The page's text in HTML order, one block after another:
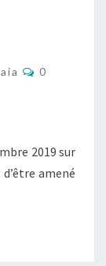
0
2019 sur
amené